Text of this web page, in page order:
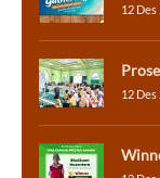
12 Des
12 Des